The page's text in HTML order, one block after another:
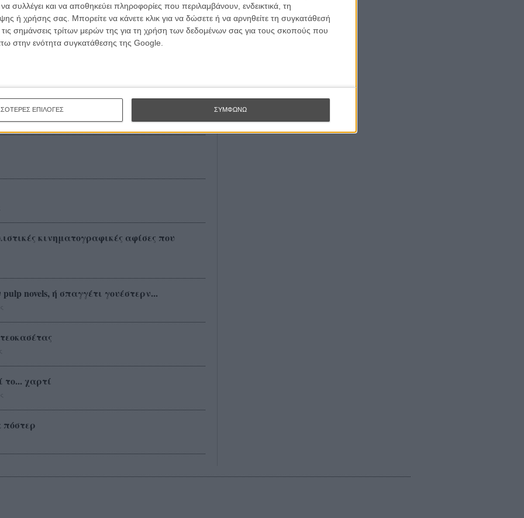
συλλέγει και να αποθηκεύει πληροφορίες που περιλαμβάνουν, ενδεικτικά, τη
ή χρήσης σας. Μπορείτε να κάνετε κλικ για να δώσετε ή να αρνηθείτε τη συγκατάθεσή
σημάνσεις τρίτων μερών της για τη χρήση των δεδομένων σας για τους σκοπούς που
στην ενότητα συγκατάθεσης της Google.
ΕΠΙΛΟΓΕΣ ΣΥΜΦΩΝΩ
poster!
στον τοίχο!
κινηματογραφικές αφίσες που
novels, ή σπαγγέτι γουέστερν...
το... χαρτί
πόστερ